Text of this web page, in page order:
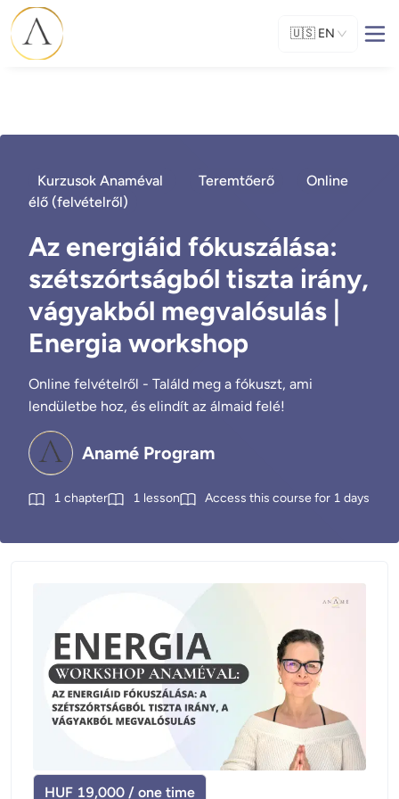
🇺🇸 EN
Kurzusok Anaméval Teremtőerő
Online
élő (felvételről)
Az energiáid fókuszálása:
szétszórtságból tiszta irány,
vágyakból megvalósulás |
Energia workshop
Online felvételről - Találd meg a fókuszt, ami
lendületbe hoz, és elindít az álmaid felé!
Anamé Program
1 chapter 1 lesson Access this course for 1 days
HUF 19,000 / one time